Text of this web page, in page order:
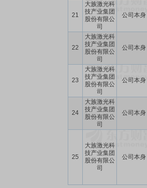
21
大族激光科
技产业集团
股份有限公
司
公司本身
22
大族激光科
技产业集团
股份有限公
司
公司本身
23
大族激光科
技产业集团
股份有限公
司
公司本身
24
大族激光科
技产业集团
股份有限公
司
公司本身
25
大族激光科
技产业集团
股份有限公
司
公司本身